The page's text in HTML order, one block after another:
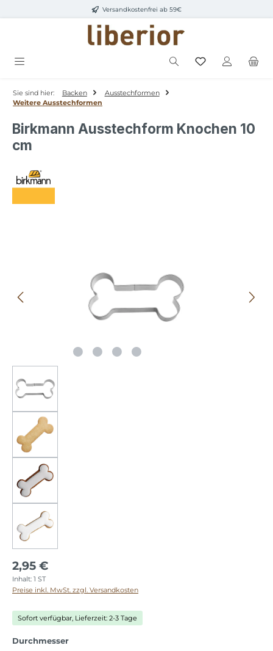
Zum Hauptinhalt springenVersandkostenfrei ab 59€
Sie sind hier: Backen
Ausstechformen
Weitere Ausstechformen
Birkmann Ausstechform Knochen 10
cm
2,95 €
Inhalt: 1 ST
Preise inkl. MwSt. zzgl. Versandkosten
Sofort verfügbar, Lieferzeit: 2-3 Tage
Durchmesserauswählen